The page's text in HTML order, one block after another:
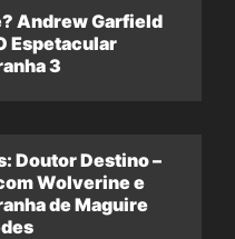
Andrew Garfield
Espetacular
3
Doutor Destino –
Wolverine e
de Maguire